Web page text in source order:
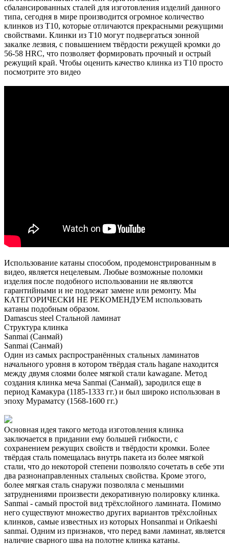
сбалансированных сталей для изготовления изделий данного
типа, сегодня в мире производится огромное количество
клинков из T10, которые отличаются прекрасными режущими
свойствами. Клинки из T10 могут подвергаться зонной
закалке лезвия, с повышением твёрдости режущей кромки до
56-58 HRC, что позволяет формировать прочный и острый
режущий край. Чтобы оценить качество клинка из T10 просто
посмотрите это видео
Использование катаны способом, продемонстрированным в
видео, является нецелевым. Любые возможные поломки
изделия после подобного использовании не являются
гарантийными и не подлежат замене или ремонту. Мы
КАТЕГОРИЧЕСКИ НЕ РЕКОМЕНДУЕМ использовать
катаны подобным образом.
Damascus steel Стальной ламинат
Структура клинка
Sanmai (Санмай)
Sanmai (Санмай)
Один из самых распространённых стальных ламинатов
начального уровня в котором твёрдая сталь hagane находится
между двумя слоями более мягкой стали kawagane. Метод
создания клинка меча Sanmai (Санмай), зародился еще в
период Камакура (1185-1333 гг.) и был широко использован в
эпоху Мураматсу (1568-1600 гг.)
Основная идея такого метода изготовления клинка
заключается в придании ему большей гибкости, с
сохранением режущих свойств и твёрдости кромки. Более
твёрдая сталь помещалась внутрь пакета из более мягкой
стали, что до некоторой степени позволяло сочетать в себе эти
два разнонаправленных стальных свойства. Кроме этого,
более мягкая сталь снаружи позволяла с меньшими
затруднениями произвести декоративную полировку клинка.
Sanmai - самый простой вид трёхслойного ламината. Помимо
него существуют множество других вариантов трёхслойных
клинков, самые известных из которых Honsanmai и Orikаeshi
sanmai. Одним из признаков, что перед вами ламинат, является
наличие сварного шва на полотне клинка катаны.